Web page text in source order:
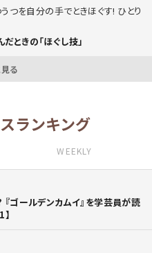
つを自分の手でときほぐす! ひとり
ときの「ほぐし技」
る
ランキング
WEEKLY
ゴールデンカムイ』を学芸員が読